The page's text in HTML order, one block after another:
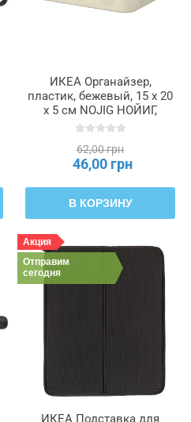
ИКЕА Органайзер,
пластик, бежевый, 15 x 20
x 5 см NOJIG НОЙИГ,
504.681.04
62,00 грн
46,00 грн
В КОРЗИНУ
Акция
Отправим
сегодня